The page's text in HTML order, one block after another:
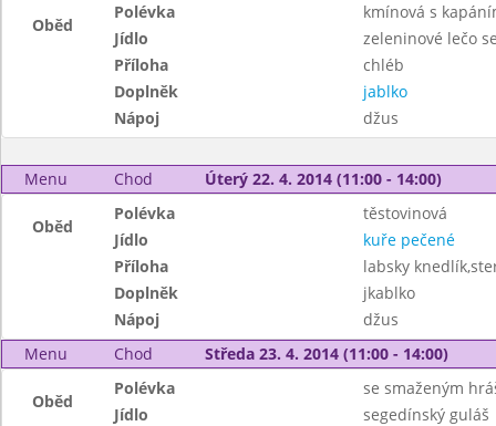
Oběd
Polévka
kmínová s
Jídlo
zeleninové lečo
Příloha
chléb
Doplněk
jablko
Nápoj
džus
Menu Chod Úterý 22. 4. 2014 (11:00 - 14:00)
Oběd
Polévka
těstovinová
Jídlo
kuře pečené
Příloha
labsky
Doplněk
jkablko
Nápoj
džus
Menu
Chod Středa 23. 4. 2014 (11:00 - 14:00)
Oběd
Polévka
se smaženým
Jídlo
segedínský guláš